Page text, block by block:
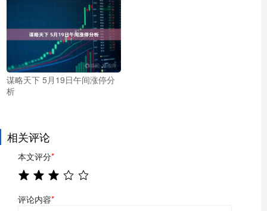
谋略天下 5月19日午间涨停分
析
相关评论
本文评分*
评论内容*